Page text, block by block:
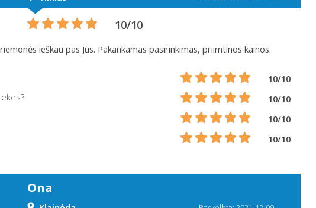
10/10
ieškau pas Jus. Pakankamas pasirinkimas, priimtinos kainos.
10/10
10/10
10/10
10/10
Ona